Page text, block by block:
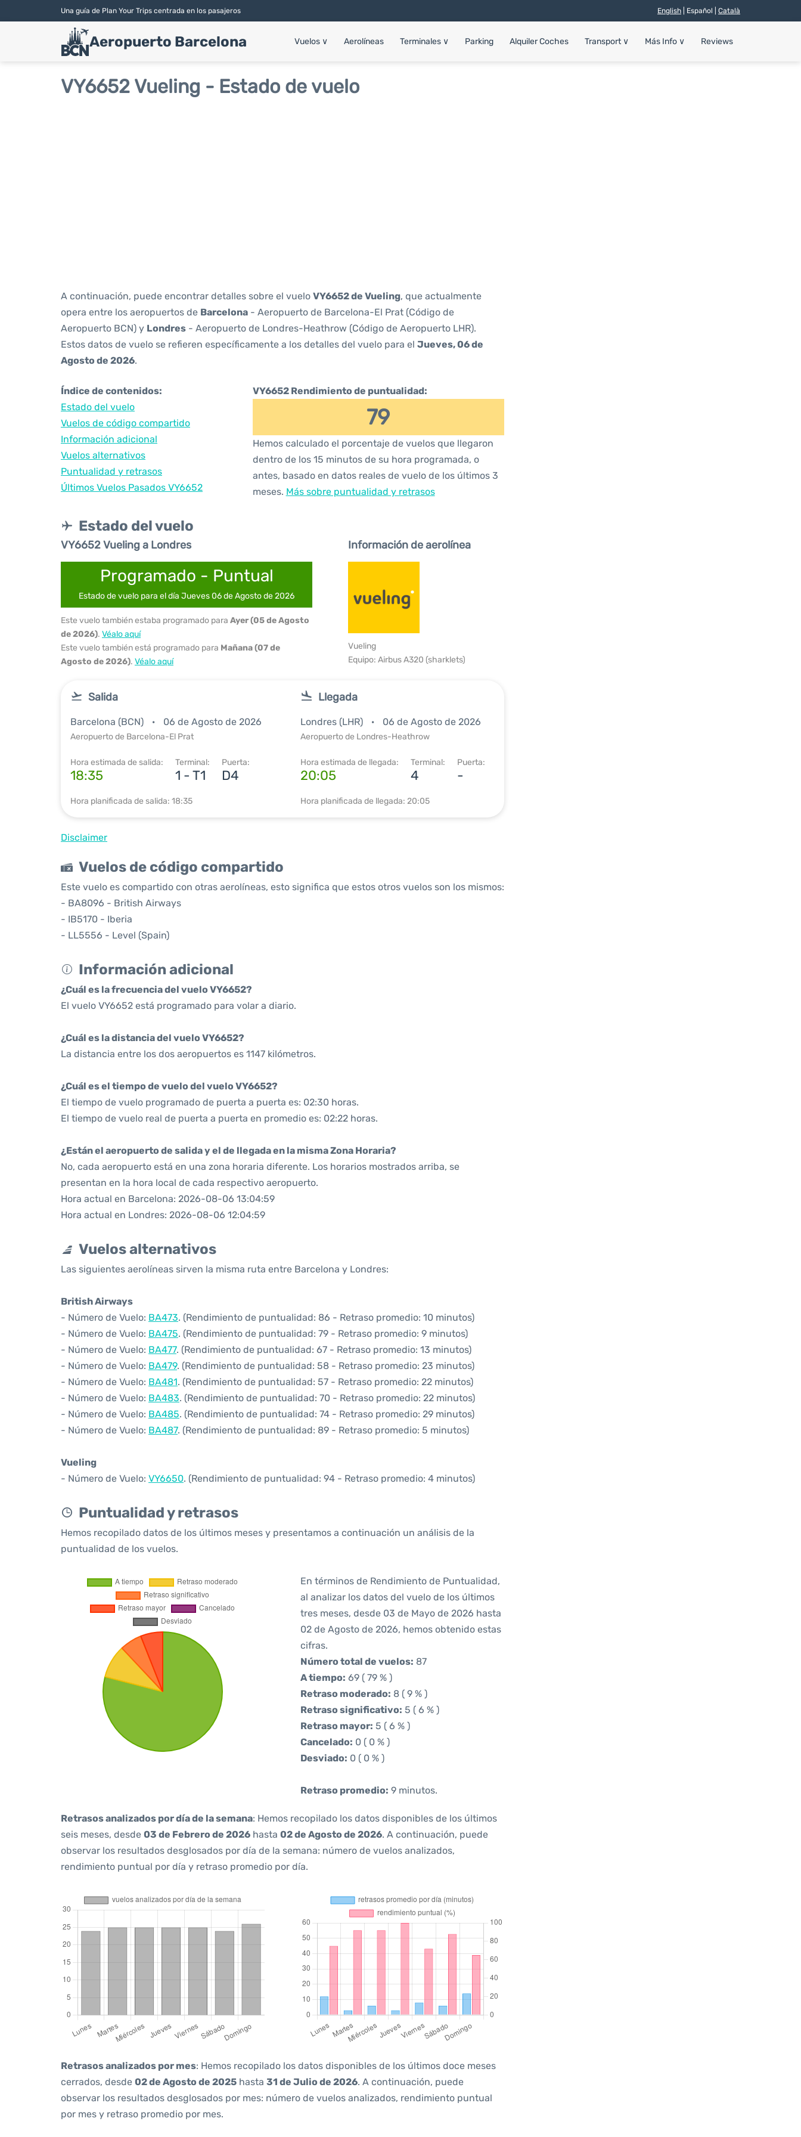
Una guía de Plan Your Trips centrada en los pasajeros English | Español | Català
Aeropuerto Barcelona Vuelos ∨ Aerolíneas Terminales ∨ Parking Alquiler Coches Transport ∨ Más Info ∨ Reviews
VY6652 Vueling - Estado de vuelo
A continuación, puede encontrar detalles sobre el vuelo VY6652 de Vueling, que actualmente
opera entre los aeropuertos de Barcelona - Aeropuerto de Barcelona-El Prat (Código de
Aeropuerto BCN) y Londres - Aeropuerto de Londres-Heathrow (Código de Aeropuerto LHR).
Estos datos de vuelo se refieren específicamente a los detalles del vuelo para el Jueves, 06 de
Agosto de 2026.
Índice de contenidos:
Estado del vuelo
Vuelos de código compartido
Información adicional
Vuelos alternativos
Puntualidad y retrasos
Últimos Vuelos Pasados VY6652
VY6652 Rendimiento de puntualidad:
79
Hemos calculado el porcentaje de vuelos que llegaron
dentro de los 15 minutos de su hora programada, o
antes, basado en datos reales de vuelo de los últimos 3
meses. Más sobre puntualidad y retrasos
Estado del vuelo
VY6652 Vueling a Londres
Programado - Puntual
Estado de vuelo para el día Jueves 06 de Agosto de 2026
Este vuelo también estaba programado para Ayer (05 de Agosto
de 2026). Véalo aquí
Este vuelo también está programado para Mañana (07 de
Agosto de 2026). Véalo aquí
Información de aerolínea
Vueling
Equipo: Airbus A320 (sharklets)
Salida
Barcelona (BCN) 06 de Agosto de 2026
Aeropuerto de Barcelona-El Prat
Hora estimada de salida:
18:35
Terminal:
1 - T1
Puerta:
D4
Hora planificada de salida: 18:35
Llegada
Londres (LHR) 06 de Agosto de 2026
Aeropuerto de Londres-Heathrow
Hora estimada de llegada:
20:05
Terminal:
4
Puerta:
-
Hora planificada de llegada: 20:05
Disclaimer
Vuelos de código compartido
Este vuelo es compartido con otras aerolíneas, esto significa que estos otros vuelos son los mismos:
- BA8096 - British Airways
- IB5170 - Iberia
- LL5556 - Level (Spain)
Información adicional
¿Cuál es la frecuencia del vuelo VY6652?
El vuelo VY6652 está programado para volar a diario.
¿Cuál es la distancia del vuelo VY6652?
La distancia entre los dos aeropuertos es 1147 kilómetros.
¿Cuál es el tiempo de vuelo del vuelo VY6652?
El tiempo de vuelo programado de puerta a puerta es: 02:30 horas.
El tiempo de vuelo real de puerta a puerta en promedio es: 02:22 horas.
¿Están el aeropuerto de salida y el de llegada en la misma Zona Horaria?
No, cada aeropuerto está en una zona horaria diferente. Los horarios mostrados arriba, se
presentan en la hora local de cada respectivo aeropuerto.
Hora actual en Barcelona: 2026-08-06 13:04:59
Hora actual en Londres: 2026-08-06 12:04:59
Vuelos alternativos
Las siguientes aerolíneas sirven la misma ruta entre Barcelona y Londres:
British Airways
- Número de Vuelo: BA473. (Rendimiento de puntualidad: 86 - Retraso promedio: 10 minutos)
- Número de Vuelo: BA475. (Rendimiento de puntualidad: 79 - Retraso promedio: 9 minutos)
- Número de Vuelo: BA477. (Rendimiento de puntualidad: 67 - Retraso promedio: 13 minutos)
- Número de Vuelo: BA479. (Rendimiento de puntualidad: 58 - Retraso promedio: 23 minutos)
- Número de Vuelo: BA481. (Rendimiento de puntualidad: 57 - Retraso promedio: 22 minutos)
- Número de Vuelo: BA483. (Rendimiento de puntualidad: 70 - Retraso promedio: 22 minutos)
- Número de Vuelo: BA485. (Rendimiento de puntualidad: 74 - Retraso promedio: 29 minutos)
- Número de Vuelo: BA487. (Rendimiento de puntualidad: 89 - Retraso promedio: 5 minutos)
Vueling
- Número de Vuelo: VY6650. (Rendimiento de puntualidad: 94 - Retraso promedio: 4 minutos)
Puntualidad y retrasos
Hemos recopilado datos de los últimos meses y presentamos a continuación un análisis de la
puntualidad de los vuelos.
En términos de Rendimiento de Puntualidad,
al analizar los datos del vuelo de los últimos
tres meses, desde 03 de Mayo de 2026 hasta
02 de Agosto de 2026, hemos obtenido estas
cifras.
Número total de vuelos: 87
A tiempo: 69 ( 79 % )
Retraso moderado: 8 ( 9 % )
Retraso significativo: 5 ( 6 % )
Retraso mayor: 5 ( 6 % )
Cancelado: 0 ( 0 % )
Desviado: 0 ( 0 % )
Retraso promedio: 9 minutos.
Retrasos analizados por día de la semana: Hemos recopilado los datos disponibles de los últimos
seis meses, desde 03 de Febrero de 2026 hasta 02 de Agosto de 2026. A continuación, puede
observar los resultados desglosados por día de la semana: número de vuelos analizados,
rendimiento puntual por día y retraso promedio por día.
Retrasos analizados por mes: Hemos recopilado los datos disponibles de los últimos doce meses
cerrados, desde 02 de Agosto de 2025 hasta 31 de Julio de 2026. A continuación, puede
observar los resultados desglosados por mes: número de vuelos analizados, rendimiento puntual
por mes y retraso promedio por mes.